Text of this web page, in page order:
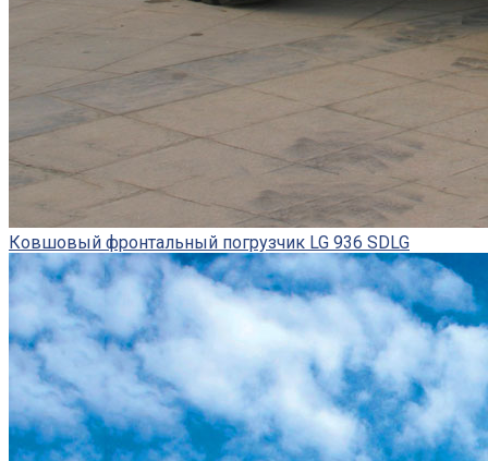
Ковшовый фронтальный погрузчик LG 936 SDLG